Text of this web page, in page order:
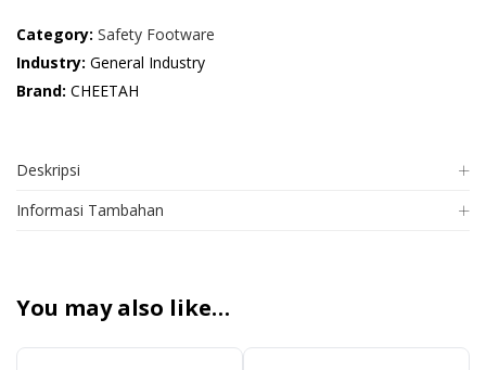
Category: Safety Footware
Industry: General Industry
Brand: CHEETAH
Deskripsi
Informasi Tambahan
You may also like…